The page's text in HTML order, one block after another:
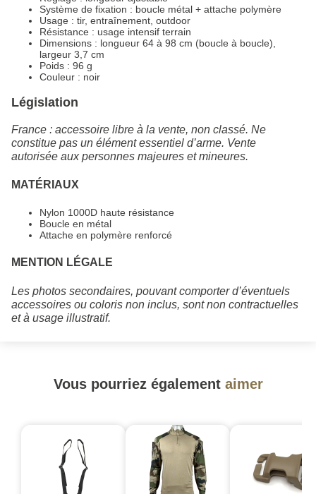
Système de fixation : boucle métal + attache polymère
Usage : tir, entraînement, outdoor
Résistance : usage intensif terrain
Dimensions : longueur 64 à 98 cm (boucle à boucle),
largeur 3,7 cm
Poids : 96 g
Couleur : noir
Législation
France : accessoire libre à la vente, non classé. Ne
constitue pas un élément essentiel d’arme. Vente
autorisée aux personnes majeures et mineures.
MATÉRIAUX
Nylon 1000D haute résistance
Boucle en métal
Attache en polymère renforcé
MENTION LÉGALE
Les photos secondaires, pouvant comporter d’éventuels
accessoires ou coloris non inclus, sont non contractuelles
et à usage illustratif.
Vous pourriez également aimer